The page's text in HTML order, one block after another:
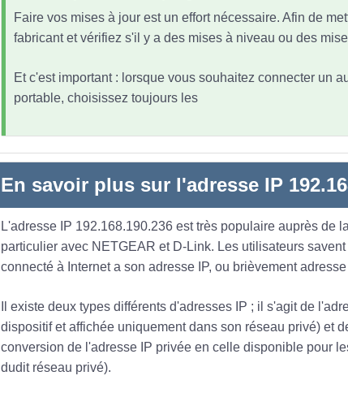
Faire vos mises à jour est un effort nécessaire. Afin de
fabricant et vérifiez s'il y a des mises à niveau ou des
Et c'est important : lorsque vous souhaitez connecter un
portable, choisissez toujours les
En savoir plus sur l'adresse IP
L'adresse IP 192.168.190.236 est très populaire auprès de
particulier avec NETGEAR et D-Link. Les utilisateurs
connecté à Internet a son adresse IP, ou brièvement adresse
Il existe deux types différents d'adresses IP ; il s'agit de
dispositif et affichée uniquement dans son réseau privé) et
conversion de l'adresse IP privée en celle disponible pour
dudit réseau privé).